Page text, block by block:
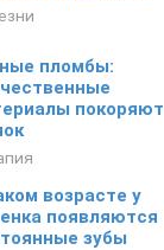
пломбы:
покоряют
возрасте у
появляются
зубы